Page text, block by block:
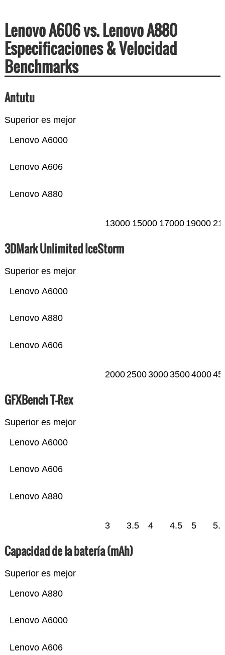
Lenovo A606 vs. Lenovo A880
Especificaciones & Velocidad
Benchmarks
Antutu
Superior es mejor
Lenovo A880
Lenovo A606
Lenovo A6000
13000 15000 17000 19000
3DMark Unlimited IceStorm
Superior es mejor
Lenovo A606
Lenovo A880
Lenovo A6000
20002500300035004000
GFXBench T-Rex
Superior es mejor
Lenovo A880
Lenovo A606
Lenovo A6000
3 3.5 4 4.5 5 5.5
Capacidad de la batería (mAh)
Superior es mejor
Lenovo A606
Lenovo A6000
Lenovo A880